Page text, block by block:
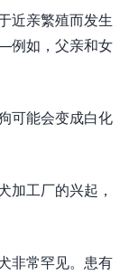
近亲繁殖而发生
例如，父亲和女
可能会变成白化
加工厂的兴起，
非常罕见。患有